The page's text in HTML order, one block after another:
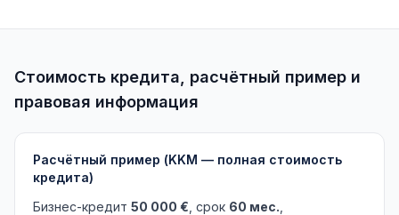
Стоимость кредита, расчётный пример и
правовая информация
Расчётный пример (KKM — полная стоимость
кредита)
Бизнес-кредит 50 000 € , срок 60 мес.